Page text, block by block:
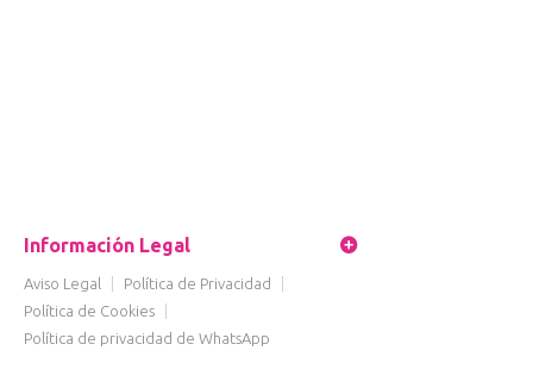
Información Legal
Aviso Legal Política de Privacidad
Política de Cookies
Política de privacidad de WhatsApp